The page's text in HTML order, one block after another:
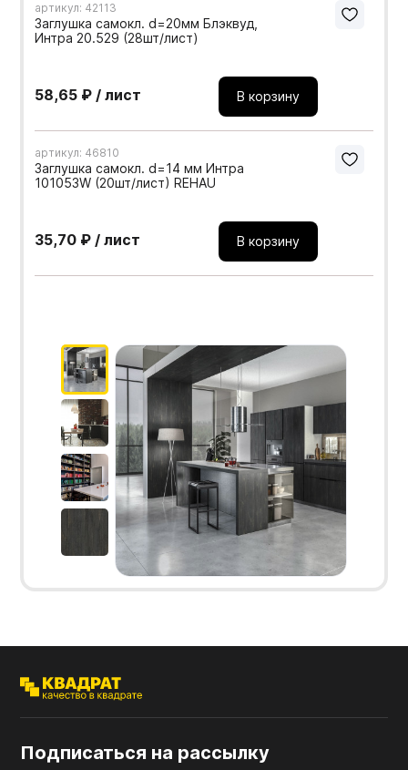
артикул: 42113
Заглушка самокл. d=20мм Блэквуд,
Интра 20.529 (28шт/лист)
58,65 ₽ / лист В корзину
артикул: 46810
Заглушка самокл. d=14 мм Интра
101053W (20шт/лист) REHAU
35,70 ₽ / лист В корзину
Подписаться на рассылку